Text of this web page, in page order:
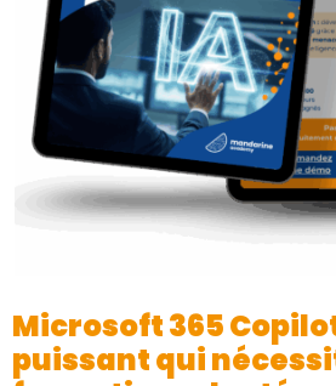
Microsoft 365
puissant qui